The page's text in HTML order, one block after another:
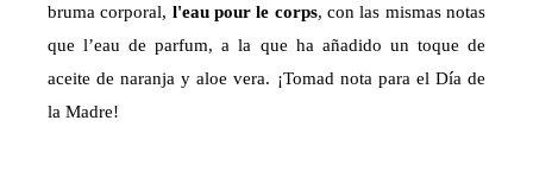
bruma corporal, l'eau pour le corps, con las mismas notas
que l’eau de parfum, a la que ha añadido un toque de
aceite de naranja y aloe vera. ¡Tomad nota para el Día de
la Madre!